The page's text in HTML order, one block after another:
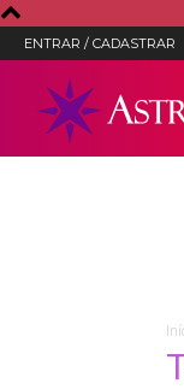
ENTRAR / CADASTRAR